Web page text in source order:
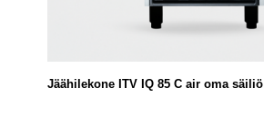
Jäähilekone ITV IQ 85 C air oma säiliö